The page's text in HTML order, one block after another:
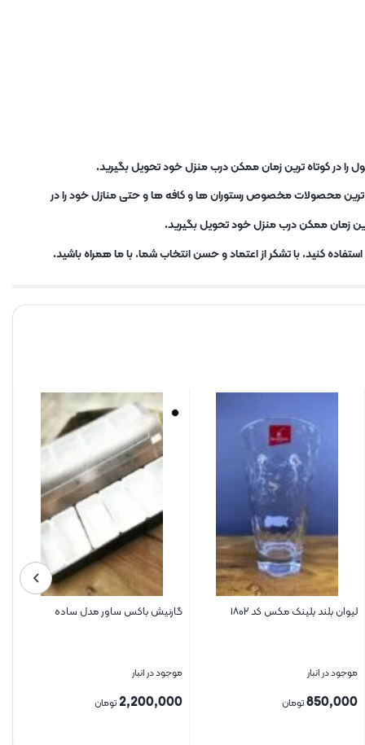
را در کوتاه ترین زمان ممکن درب منزل خود تحویل بگیرید.
ترین محصولات مخصوص رستوران ها و کافه ها و حتی منازل خود را در
زمان ممکن درب منزل خود تحویل بگیرید.
کنید. با تشکر از اعتماد و حسن انتخاب شما. با ما همراه باشید.
لیوان بلند بلینک مکس کد ۱۸۰۲
موجود در انبار
850,000تومان
گارنیش باکس ساور مدل ساده
موجود در انبار
2,200,000 تومان